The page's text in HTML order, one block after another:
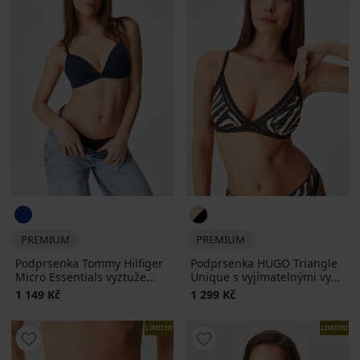
PREMIUM
Podprsenka Tommy Hilfiger
Micro Essentials vyztuže...
1 149 Kč
PREMIUM
Podprsenka HUGO Triangle
Unique s vyjímatelnými vy...
1 299 Kč
LIMITED LIMITED